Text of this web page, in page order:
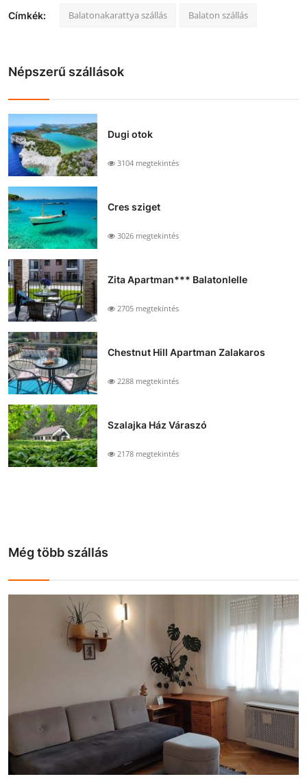
Címkék: Balatonakarattya szállás Balaton szállás
Népszerű szállások
Dugi otok
3104 megtekintés
Cres sziget
3026 megtekintés
Zita Apartman*** Balatonlelle
2705 megtekintés
Chestnut Hill Apartman Zalakaros
2288 megtekintés
Szalajka Ház Váraszó
2178 megtekintés
Még több szállás